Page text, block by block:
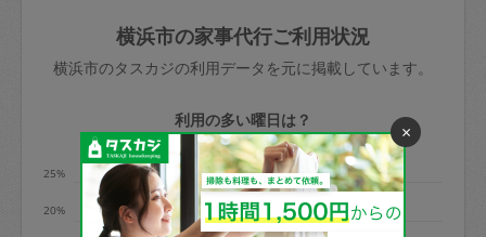
依頼者不在による当日キャンセル＝依頼
金額の100%＋交通費全額
※例：依頼日時／土曜日午前9時開始の場
合、水曜日午前9時以降はキャンセル料が
発生
水曜日9時〜金曜日9時まで＝依頼料金の
50%
きた場合は損害保険の対象外となるので
ご注意ください。
玉、など
あわせてこちらも参照ください：初めて
はありますか？
横浜市の家事代行ご利用状況
横浜市のタスカジの利用データを元に掲載しています。
利用の多い曜日は？
20%
25%
×